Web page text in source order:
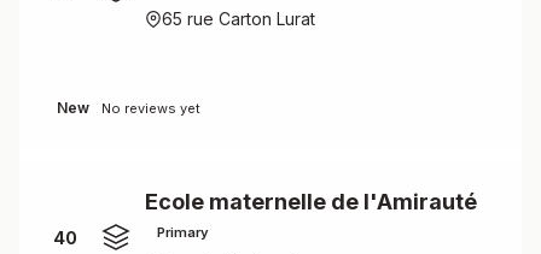
65 rue Carton Lurat
New No reviews yet
40
Ecole maternelle de l'Amirauté
Primary